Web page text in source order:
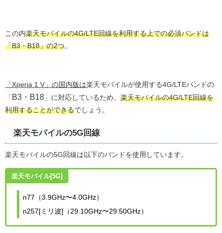
この内楽天モバイルの4G/LTE回線を利用する上での必須バンドは
「B3・B18」の2つ。
「Xperia 1 V」の国内版は楽天モバイルが使用する4G/LTEバンドの
「 B3・B18 」に対応しているため、 楽天モバイルの4G/LTE回線を
利用することができるでしょう。
楽天モバイルの5G回線
楽天モバイルの5G回線は以下のバンドを使用しています。
楽天モバイル[5G]
n77（3.9GHz〜4.0GHz）
n257[ミリ波]（29.10GHz〜29.50GHz）